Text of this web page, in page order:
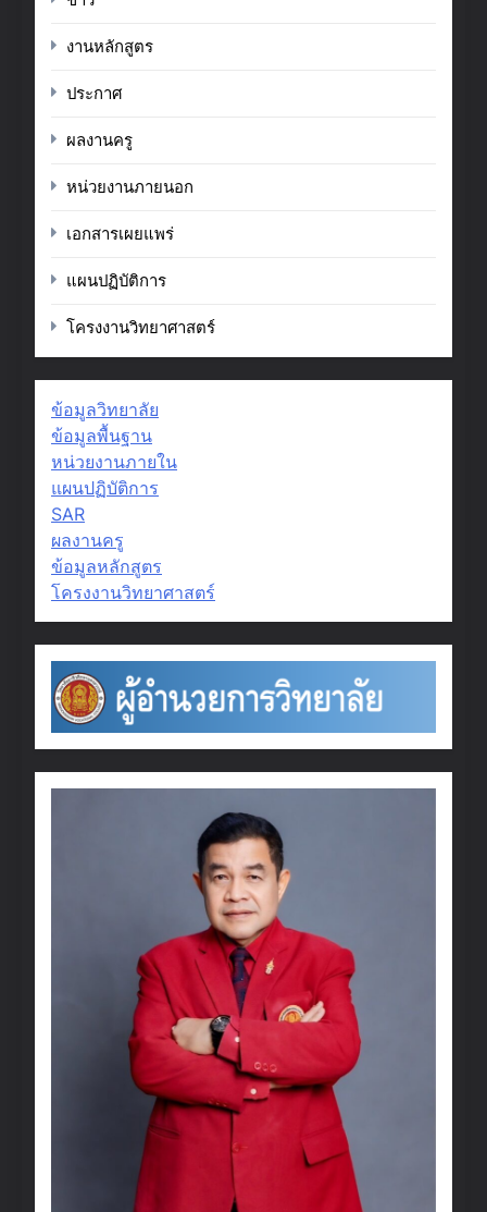
งานหลักสูตร
ประกาศ
ผลงานครู
หน่วยงานภายนอก
เอกสารเผยแพร่
แผนปฏิบัติการ
โครงงานวิทยาศาสตร์
ข้อมูลวิทยาลัย
ข้อมูลพื้นฐาน
หน่วยงานภายใน
แผนปฏิบัติการ
SAR
ผลงานครู
ข้อมูลหลักสูตร
โครงงานวิทยาศาสตร์